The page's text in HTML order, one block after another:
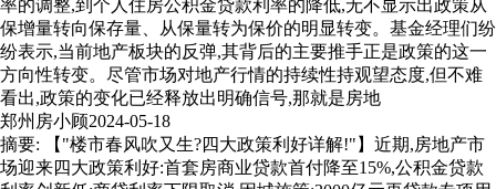
率的调整,到个人住房公积金贷款利率的降低,无不显示出政策从
保增量转向保存量、从保量转为保价的明显转变。基金经理们纷
纷表示,当前地产板块的反弹,其背后的主要推手正是政策的这一
方向性转变。尽管市场对地产行情的持续性持观望态度,但不难
看出,政策的变化已经释放出明确信号,那就是房地
郑州房小顾2024-05-18
摘要: 【"楼市春风吹又生?四大政策利好详解!"】近期,房地产市
场迎来四大政策利好:首套房商业贷款首付降至15%,公积金贷款